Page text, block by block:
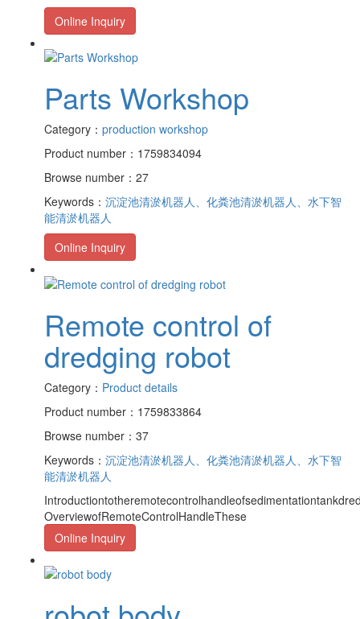
Online Inquiry
Parts Workshop
Category： production workshop
Product number：1759834094
Browse number：27
Keywords： 沉淀池清淤机器人、化粪池清淤机器人、水下智
能清淤机器人
Online Inquiry
Remote control of
dredging robot
Category： Product details
Product number：1759833864
Browse number：37
Keywords： 沉淀池清淤机器人、化粪池清淤机器人、水下智
能清淤机器人
OverviewofRemoteControlHandleThese
Online Inquiry